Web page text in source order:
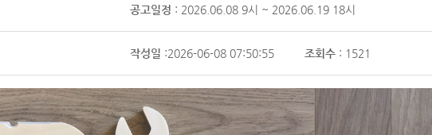
공고일정 : 2026.06.08 9시 ~ 2026.06.19 18시
작성일 :2026-06-08 07:50:55 조회수 : 1521